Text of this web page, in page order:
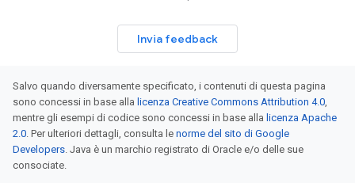
Invia feedback
Salvo quando diversamente specificato, i contenuti di questa pagina
sono concessi in base alla licenza Creative Commons Attribution 4.0,
mentre gli esempi di codice sono concessi in base alla licenza Apache
2.0. Per ulteriori dettagli, consulta le norme del sito di Google
Developers. Java è un marchio registrato di Oracle e/o delle sue
consociate.